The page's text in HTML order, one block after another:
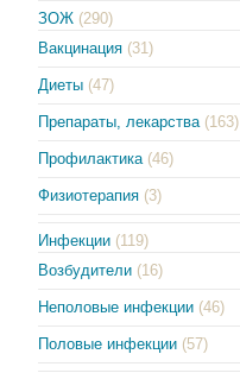
ЗОЖ (290)
Вакцинация (31)
Диеты (47)
Препараты, лекарства (163)
Профилактика (46)
Физиотерапия (3)
Инфекции (119)
Возбудители (16)
Неполовые инфекции (46)
Половые инфекции (57)